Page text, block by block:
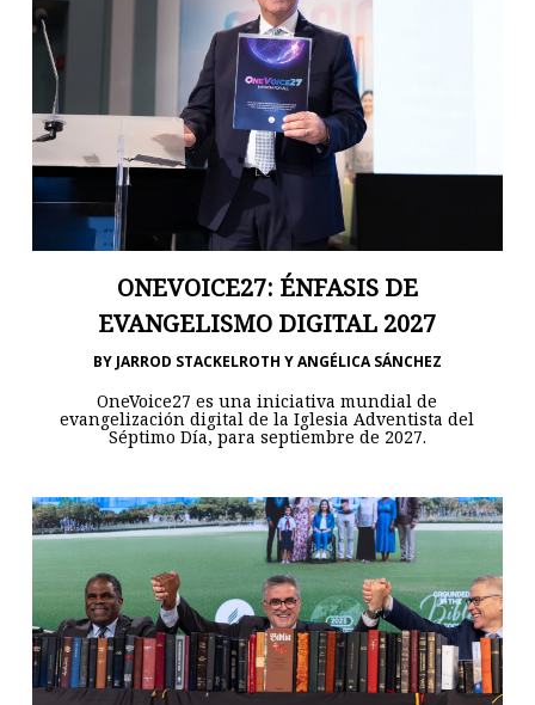
ONEVOICE27: ÉNFASIS DE
EVANGELISMO DIGITAL 2027
BYJARROD STACKELROTH Y ANGÉLICA SÁNCHEZ
OneVoice27 es una iniciativa mundial de
evangelización digital de la Iglesia Adventista del
Séptimo Día, para septiembre de 2027.